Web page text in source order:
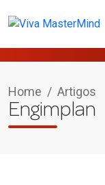
Home / Artigos
Engimplan